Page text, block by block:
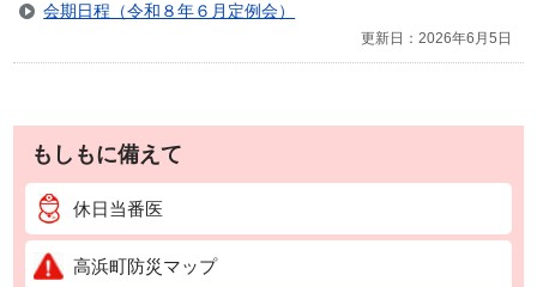
会期日程（令和８年６月定例会）
更新日：2026年6月5日
もしもに備えて
休日当番医
高浜町防災マップ